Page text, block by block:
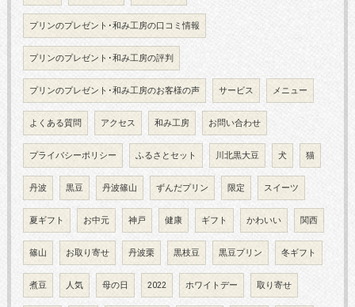
プリンのプレゼント･和み工房の口コミ情報
プリンのプレゼント･和み工房の評判
プリンのプレゼント･和み工房のお客様の声 サービス メニュー
よくある質問 アクセス 和み工房 お問い合わせ
プライバシーポリシー ふるさとセット 川北黒大豆 犬 猫
丹波 黒豆 丹波篠山 ずんだプリン 限定 スイーツ
夏ギフト お中元 神戸 健康 ギフト かわいい 関西
篠山 お取り寄せ 丹波栗 黒枝豆 黒豆プリン 冬ギフト
煮豆 人気 母の日 2022 ホワイトデー 取り寄せ